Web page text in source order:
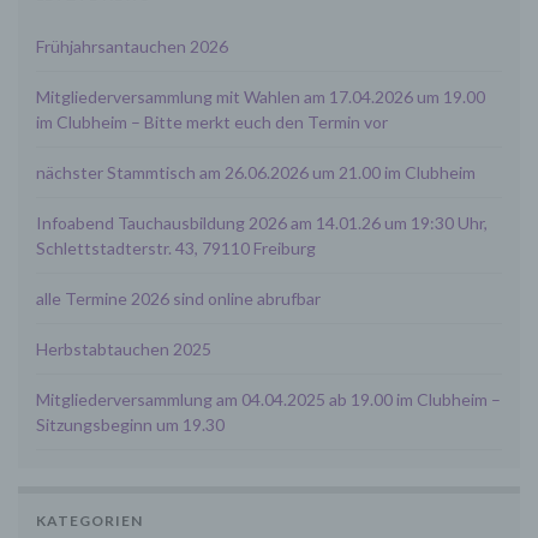
Frühjahrsantauchen 2026
Mitgliederversammlung mit Wahlen am 17.04.2026 um 19.00
im Clubheim – Bitte merkt euch den Termin vor
nächster Stammtisch am 26.06.2026 um 21.00 im Clubheim
Infoabend Tauchausbildung 2026 am 14.01.26 um 19:30 Uhr,
Schlettstadterstr. 43, 79110 Freiburg
alle Termine 2026 sind online abrufbar
Herbstabtauchen 2025
Mitgliederversammlung am 04.04.2025 ab 19.00 im Clubheim –
Sitzungsbeginn um 19.30
KATEGORIEN
und deren genannter Sitz im Ausland ist, ist davon
Sitzstaaten der Dritt-Anbieter stattfindet. Die
Übermittlung von Daten in Drittstaaten erfolgt
Erlaubnis, einer Einwilligung der Nutzer oder
vorausgesetzte Sicherheit der Daten
gewährleisten.
3. Verarbeitung personenbezogener Daten
den ausdrücklich in dieser Datenschutzerklärung
auf Grundlage gesetzlicher Erlaubnisse oder
- Die Zurverfügungstellung, Ausführung, Pflege,
Optimierung und Sicherung unserer Dienste-,
Wir übermitteln die Daten der Nutzer an Dritte nur,